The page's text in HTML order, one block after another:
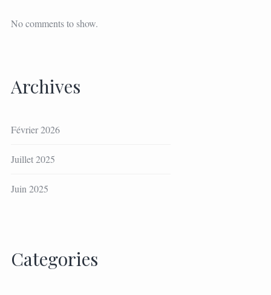
No comments to show.
Archives
Février 2026
Juillet 2025
Juin 2025
Categories